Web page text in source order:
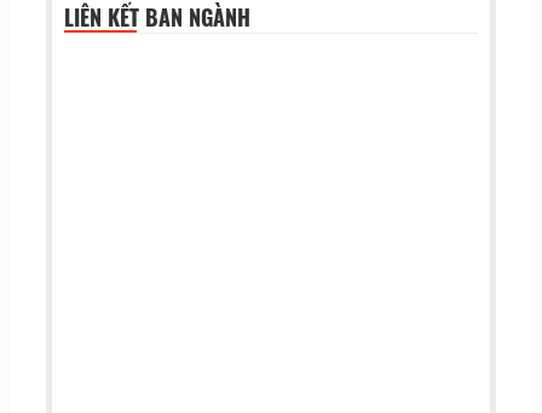
LIÊN KẾT BAN NGÀNH